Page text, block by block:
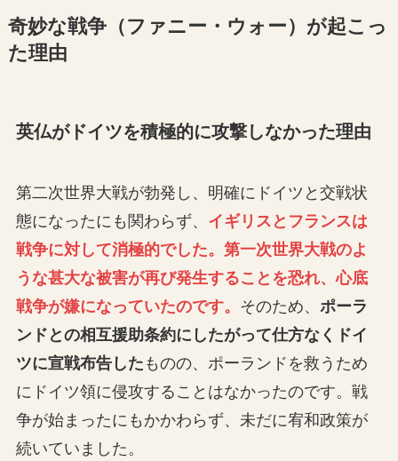
奇妙な戦争（ファニー・ウォー）が起こっ
た理由
英仏がドイツを積極的に攻撃しなかった理由
第二次世界大戦が勃発し、明確にドイツと交戦状
態になったにも関わらず、 イギリスとフランスは
戦争に対して消極的でした。第一次世界大戦のよ
うな甚大な被害が再び発生することを恐れ、心底
戦争が嫌になっていたのです。 そのため、 ポーラ
ンドとの相互援助条約にしたがって仕方なくドイ
ツに宣戦布告した ものの、ポーランドを救うため
にドイツ領に侵攻することはなかったのです。戦
争が始まったにもかかわらず、未だに宥和政策が
続いていました。